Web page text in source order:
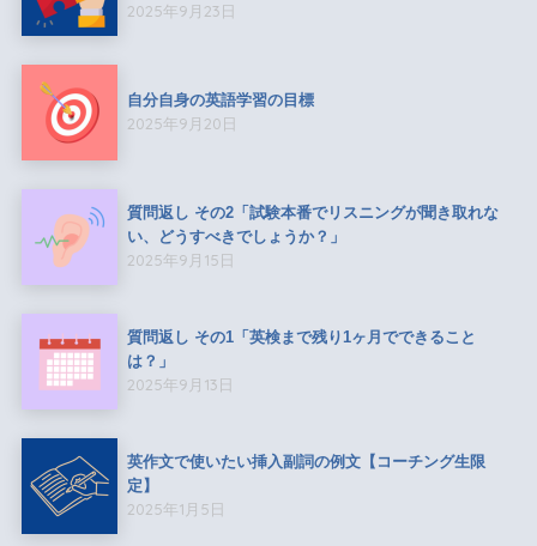
2025年9月23日
自分自身の英語学習の目標
2025年9月20日
質問返し その2「試験本番でリスニングが聞き取れな
い、どうすべきでしょうか？」
2025年9月15日
質問返し その1「英検まで残り1ヶ月でできること
は？」
2025年9月13日
英作文で使いたい挿入副詞の例文【コーチング生限
定】
2025年1月5日